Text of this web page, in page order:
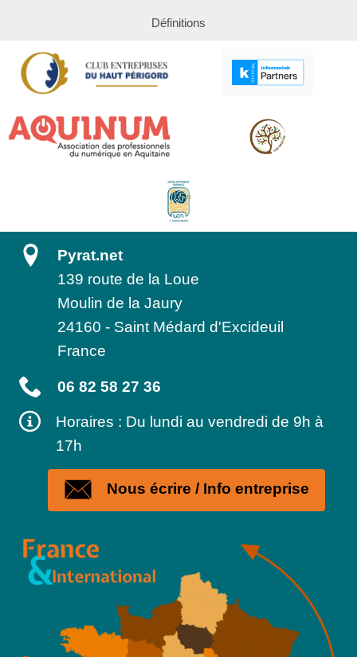
Définitions
Pyrat.net
139 route de la Loue
Moulin de la Jaury
24160 - Saint Médard d'Excideuil
France
06 82 58 27 36
Horaires : Du lundi au vendredi de 9h à
17h
Nous écrire / Info entreprise